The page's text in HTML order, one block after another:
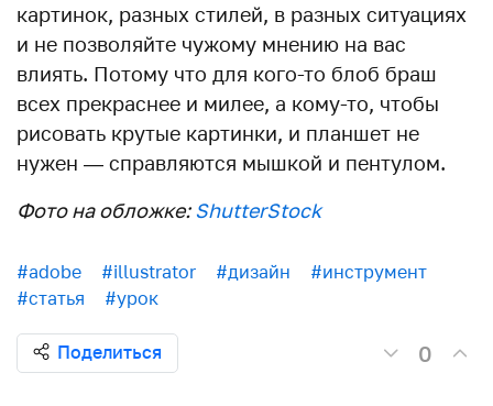
картинок, разных стилей, в разных ситуациях
и не позволяйте чужому мнению на вас
влиять. Потому что для кого-то блоб браш
всех прекраснее и милее, а кому-то, чтобы
рисовать крутые картинки, и планшет не
нужен — справляются мышкой и пентулом.
Фото на обложке:ShutterStock
#adobe #illustrator #дизайн
#инструмент
#статья
#урок
Поделиться 0